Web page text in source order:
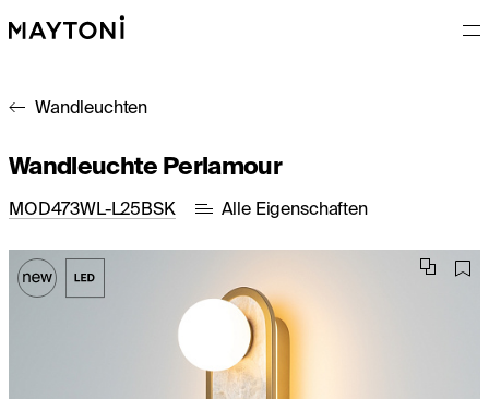
Wandleuchten
Wandleuchte Perlamour
MOD473WL-L25BSK Alle Eigenschaften